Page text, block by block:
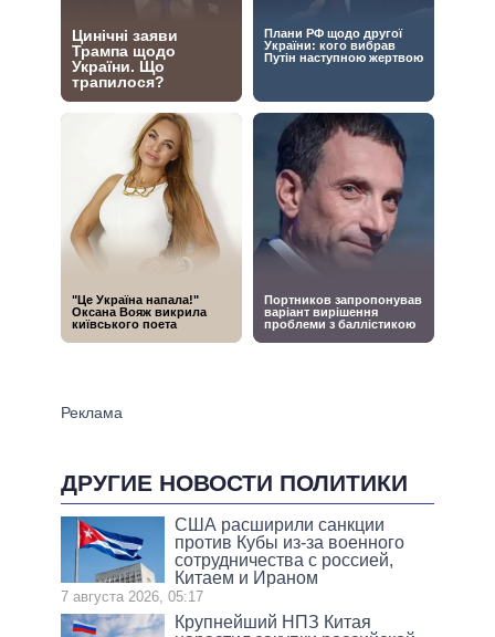
ДРУГИЕ НОВОСТИ ПОЛИТИКИ
США расширили санкции
против Кубы из-за военного
сотрудничества с россией,
Китаем и Ираном
7 августа 2026, 05:17
Крупнейший НПЗ Китая